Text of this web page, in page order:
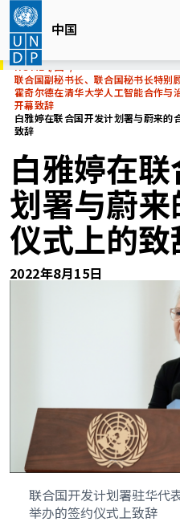
Skip
main
content
中国
HOME
联合国副秘书长、联合国秘书长特别
霍奇尔德在清华大学人工智能合作与
开幕致辞
白雅婷在联合国开发计划署与蔚来的
致辞
白雅婷在
划署与蔚
仪式上的致
2022年8月15日
联合国开发计划署驻华代
举办的签约仪式上致辞